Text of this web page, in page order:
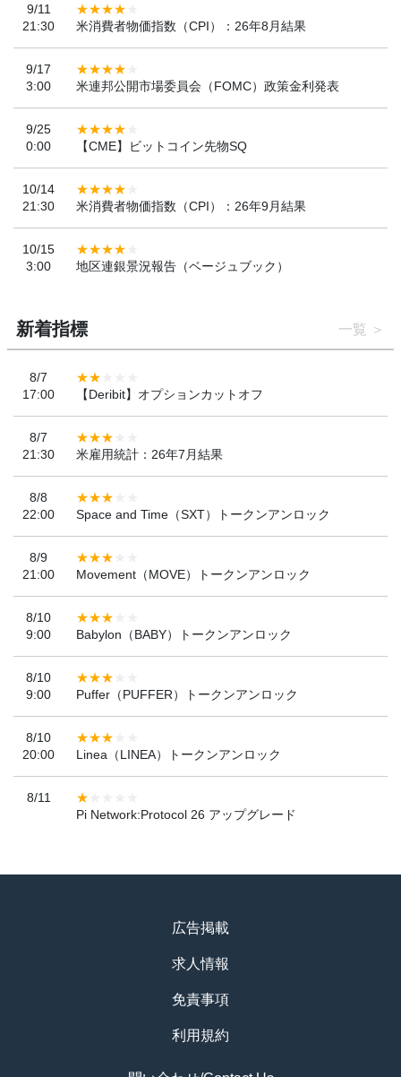
9/11
21:30
米消費者物価指数（CPI）：26年8月結果
9/17
3:00
米連邦公開市場委員会（FOMC）政策金利発表
9/25
0:00
【CME】ビットコイン先物SQ
10/14
21:30
米消費者物価指数（CPI）：26年9月結果
10/15
3:00
地区連銀景況報告（ベージュブック）
新着指標 一覧
8/7
17:00
【Deribit】オプションカットオフ
8/7
21:30
米雇用統計：26年7月結果
8/8
22:00
Space and Time（SXT）トークンアンロック
8/9
21:00
Movement（MOVE）トークンアンロック
8/10
9:00
Babylon（BABY）トークンアンロック
8/10
9:00
Puffer（PUFFER）トークンアンロック
8/10
20:00
Linea（LINEA）トークンアンロック
8/11
Pi Network:Protocol 26 アップグレード
広告掲載
求人情報
免責事項
利用規約